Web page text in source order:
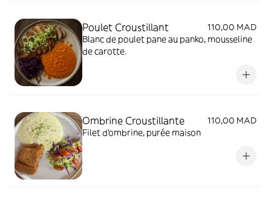
Poulet Croustillant
110,00 MAD
Blanc de poulet pane au panko, mousseline
de carotte.
Ombrine Croustillante
110,00 MAD
Filet d'ombrine, purée maison